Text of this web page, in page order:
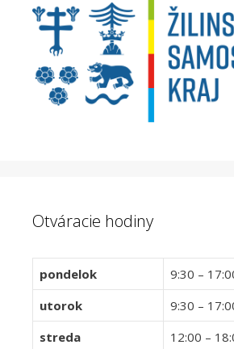
Otváracie hodiny
pondelok
9:30 –
utorok
9:30 –
streda
12:00 –